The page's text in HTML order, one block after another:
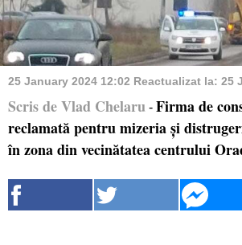
25 January 2024 12:02 Reactualizat la: 25
Scris de Vlad Chelaru - Firma de
reclamată pentru mizeria și
în zona din vecinătatea centrului